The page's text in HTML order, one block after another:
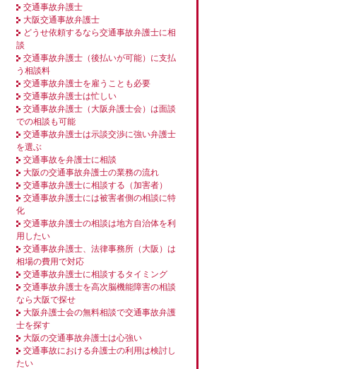
交通事故弁護士
大阪交通事故弁護士
どうせ依頼するなら交通事故弁護士に相
談
交通事故弁護士（後払いが可能）に支払
う相談料
交通事故弁護士を雇うことも必要
交通事故弁護士は忙しい
交通事故弁護士（大阪弁護士会）は面談
での相談も可能
交通事故弁護士は示談交渉に強い弁護士
を選ぶ
交通事故を弁護士に相談
大阪の交通事故弁護士の業務の流れ
交通事故弁護士に相談する（加害者）
交通事故弁護士には被害者側の相談に特
化
交通事故弁護士の相談は地方自治体を利
用したい
交通事故弁護士、法律事務所（大阪）は
相場の費用で対応
交通事故弁護士に相談するタイミング
交通事故弁護士を高次脳機能障害の相談
なら大阪で探せ
大阪弁護士会の無料相談で交通事故弁護
士を探す
大阪の交通事故弁護士は心強い
交通事故における弁護士の利用は検討し
たい